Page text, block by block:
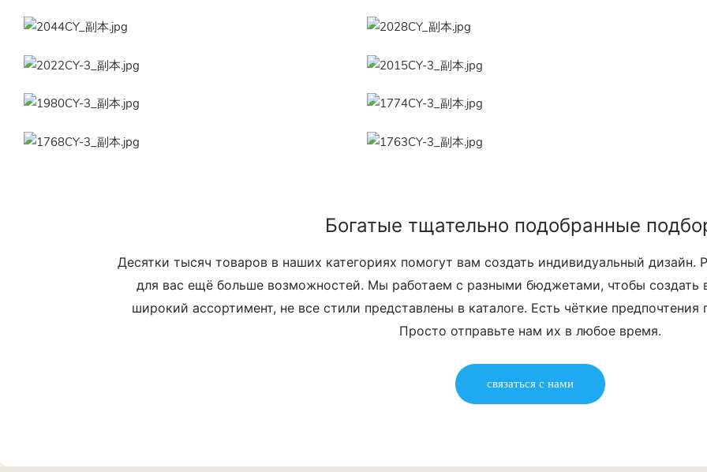
Богатые тщательно подобранные
Десятки тысяч товаров в наших категориях помогут вам создать индивидуальный дизайн.
для вас ещё больше возможностей. Мы работаем с разными бюджетами, чтобы создать
широкий ассортимент, не все стили представлены в каталоге. Есть чёткие
Просто отправьте нам их в любое время.
связаться с нами